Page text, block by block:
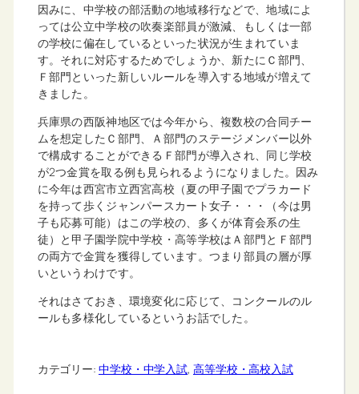
因みに、中学校の部活動の地域移行などで、地域によ
っては公立中学校の吹奏楽部員が激減、もしくは一部
の学校に偏在しているといった状況が生まれていま
す。それに対応するためでしょうか、新たにＣ部門、
Ｆ部門といった新しいルールを導入する地域が増えて
きました。
兵庫県の西阪神地区では今年から、複数校の合同チー
ムを想定したＣ部門、Ａ部門のステージメンバー以外
で構成することができるＦ部門が導入され、同じ学校
が2つ金賞を取る例も見られるようになりました。因み
に今年は西宮市立西宮高校（夏の甲子園でプラカード
を持って歩くジャンパースカート女子・・・（今は男
子も応募可能）はこの学校の、多くが体育会系の生
徒）と甲子園学院中学校・高等学校はＡ部門とＦ部門
の両方で金賞を獲得しています。つまり部員の層が厚
いというわけです。
それはさておき、環境変化に応じて、コンクールのル
ールも多様化しているというお話でした。
カテゴリー: 中学校・中学入試, 高等学校・高校入試